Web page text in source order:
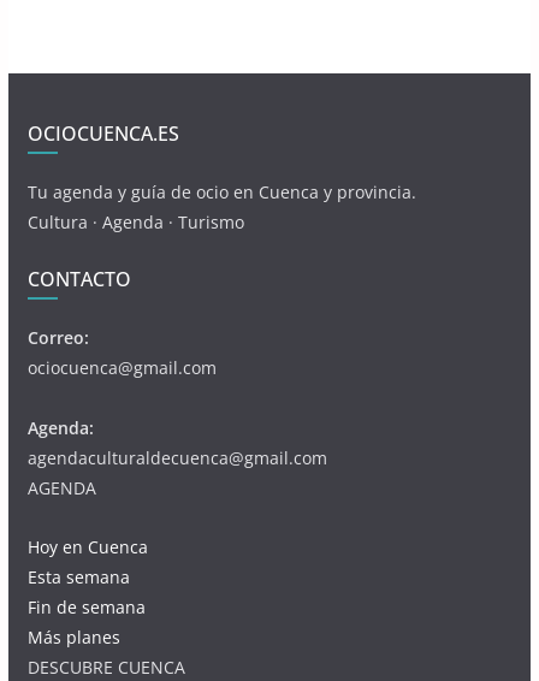
OCIOCUENCA.ES
Tu agenda y guía de ocio en Cuenca y provincia.
Cultura · Agenda · Turismo
CONTACTO
Correo:
ociocuenca@gmail.com
Agenda:
agendaculturaldecuenca@gmail.com
AGENDA
Hoy en Cuenca
Esta semana
Fin de semana
Más planes
DESCUBRE CUENCA